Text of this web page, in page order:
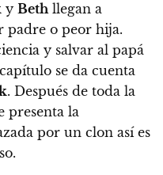
y Bethllegan a
o peor hija.
y salvar al papá
se da cuenta
. Después de toda la
presenta la
por un clon así es